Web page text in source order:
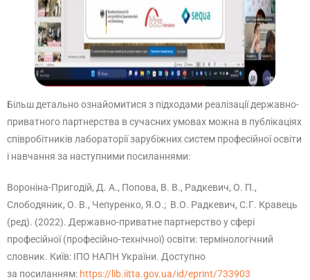
Більш детально ознайомитися з підходами реалізації державно-
приватного партнерства в сучасних умовах можна в публікаціях
співробітників лабораторії зарубіжних систем професійної освіти
і навчання за наступними посиланнями:
Вороніна-Пригодій, Д. А., Попова, В. В., Радкевич, О. П.,
Слободяник, О. В., Чепуренко, Я.О.; В.О. Радкевич, С.Г. Кравець
(ред). (2022). Державно-приватне партнерство у сфері
професійної (професійно-технічної) освіти: термінологічний
словник. Київ: ІПО НАПН України. Доступно
за посиланням: https://lib.iitta.gov.ua/id/eprint/733903